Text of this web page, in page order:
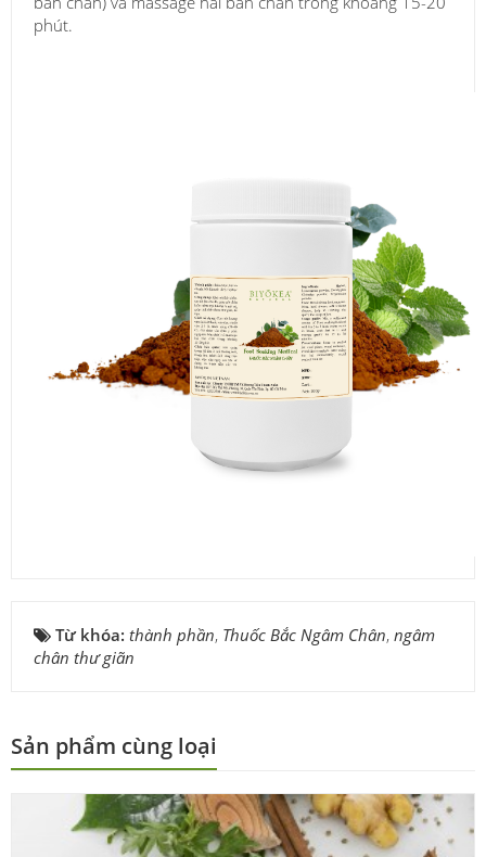
phút.
Từ khóa: thành phần, Thuốc Bắc Ngâm Chân, ngâm
chân thư giãn
Sản phẩm cùng loại